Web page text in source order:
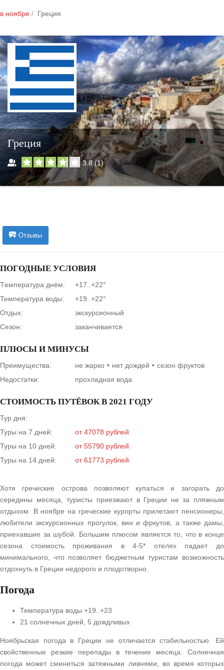
в ноябре Греция
Греция
3.8(1)
Отзывы
ПОГОДНЫЕ УСЛОВИЯ
Tемпература днём:
+17..+22°
Температура воды:
+19..+22°
Отдых:
экскурсионный
Сезон:
заканчивается
ПЛЮСЫ И МИНУСЫ
Преимущества: не жарко нет дождей
сезон фруктов
Недостатки:
прохладная вода
СТОИМОСТЬ ПУТЁВОК В 2021 ГОДУ
Тур дня:
Туры на 7 дней:
от 47078 рублей
Туры на 10 дней:
от 55790 рублей
Туры на 14 дней:
от 61773 рублей
Хотя греческие острова позволяют купаться и загорать до
середины месяца, туристы приезжают в Греции не за пляжным
отдыхом. В ноябре на греческие курорты прилетают пенсионеры,
любители экскурсионных прогулок, вин и фркутов, а также дамы,
приехавшие за шубой. Большим плюсом является то, что в конце
сезона стоимость проживания в 4-5* отелях падает до
минимального, что позволяет бюджетным туристам возможность
отдохнуть в Греции недорого и плодотворно.
Погода
Температура воды +19..+23
21 солнечных дней, 5 дождливых
Ноябрьская погода в Греции не отличается стабильностью. Ей
свойственные резкие перепады в течение месяца. Солнечная
погода может смениться затяжными ливнями, во время которых